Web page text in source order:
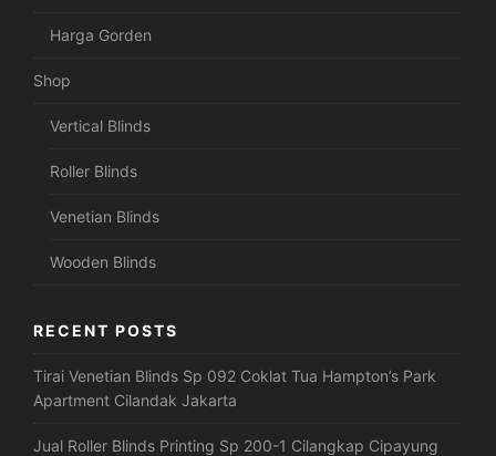
Harga Gorden
Shop
Vertical Blinds
Roller Blinds
Venetian Blinds
Wooden Blinds
RECENT POSTS
Tirai Venetian Blinds Sp 092 Coklat Tua Hampton’s Park
Apartment Cilandak Jakarta
Jual Roller Blinds Printing Sp 200-1 Cilangkap Cipayung